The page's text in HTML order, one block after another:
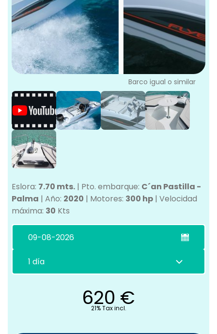
Barco igual o similar
Eslora: 7.70 mts. | Pto. embarque: C´an Pastilla -
Palma | Año: 2020 | Motores: 300 hp | Velocidad
máxima: 30 Kts
620 €
21% Tax incl.